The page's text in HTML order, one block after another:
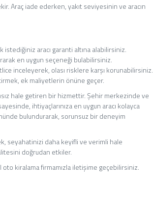
Araç iade ederken, yakıt seviyesinin ve aracın
aracı garanti altına alabilirsiniz.
en uygun seçeneği bulabilirsiniz.
inceleyerek, olası risklere karşı korunabilirsiniz.
ek maliyetlerin önüne geçer.
hale getiren bir hizmettir. Şehir merkezinde ve
ihtiyaçlarınıza en uygun aracı kolayca
bulundurarak, sorunsuz bir deneyim
seyahatinizi daha keyifli ve verimli hale
doğrudan etkiler.
kiralama firmamızla iletişime geçebilirsiniz.